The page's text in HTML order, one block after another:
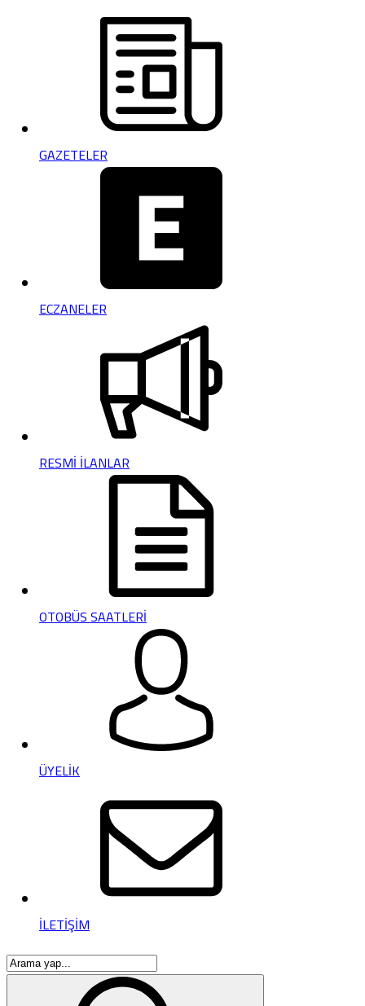
GAZETELER
ECZANELER
RESMİ İLANLAR
OTOBÜS SAATLERİ
ÜYELİK
İLETİŞİM